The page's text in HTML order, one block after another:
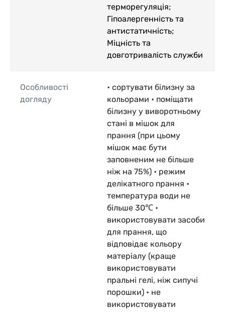
терморегуляція;
Гіпоалергенність та
антистатичність;
Міцність та
довготривалість служби
Особливості
догляду
• сортувати білизну за
кольорами • поміщати
білизну у виворотньому
стані в мішок для
прання (при цьому
мішок має бути
заповненим не більше
ніж на 75%) • режим
делікатного прання •
температура води не
більше 30℃ •
використовувати засоби
для прання, що
відповідає кольору
матеріалу (краще
використовувати
пральні гелі, ніж сипучі
порошки) • не
використовувати